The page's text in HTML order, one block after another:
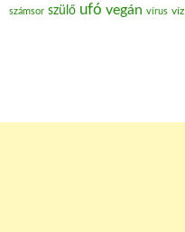
számsor szülő ufó vegán vírus víz